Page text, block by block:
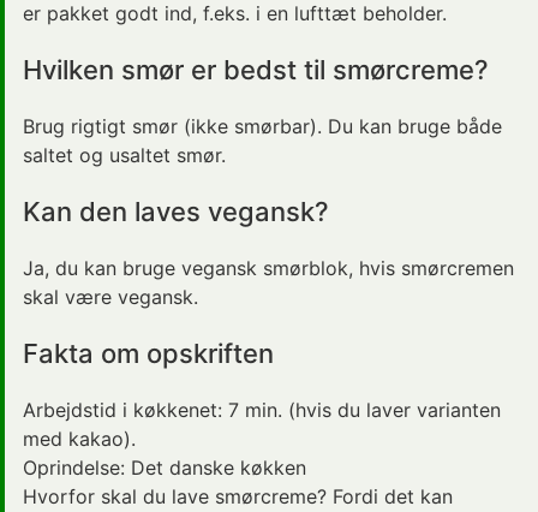
er pakket godt ind, f.eks. i en lufttæt beholder.
Hvilken smør er bedst til smørcreme?
Brug rigtigt smør (ikke smørbar). Du kan bruge både
saltet og usaltet smør.
Kan den laves vegansk?
Ja, du kan bruge vegansk smørblok, hvis smørcremen
skal være vegansk.
Fakta om opskriften
Arbejdstid i køkkenet: 7 min. (hvis du laver varianten
med kakao).
Oprindelse: Det danske køkken
Hvorfor skal du lave smørcreme? Fordi det kan